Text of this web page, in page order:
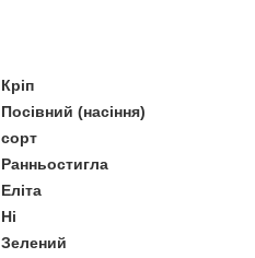
Кріп
Посівний (насіння)
сорт
Ранньостигла
Еліта
Ні
Зелений